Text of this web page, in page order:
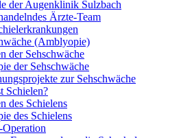
der Augenklinik Sulzbach
Ärzte-Team
(Amblyopie)
der Sehschwäche
der Sehschwäche
zur Sehschwäche
Schielen?
des Schielens
des Schielens
Operation